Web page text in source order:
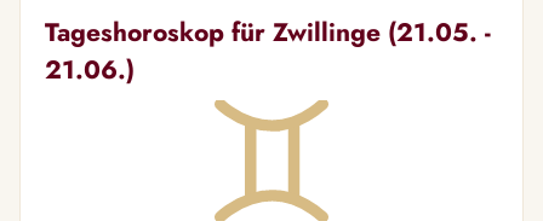
Tageshoroskop für Zwillinge (21.05. -
21.06.)